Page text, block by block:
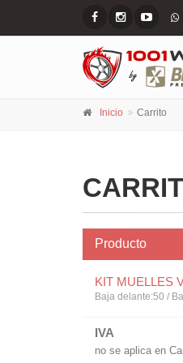
Inicio Carrito
Producto
KIT MUELLES
Baja delante:50 /
IVA
no se aplica en